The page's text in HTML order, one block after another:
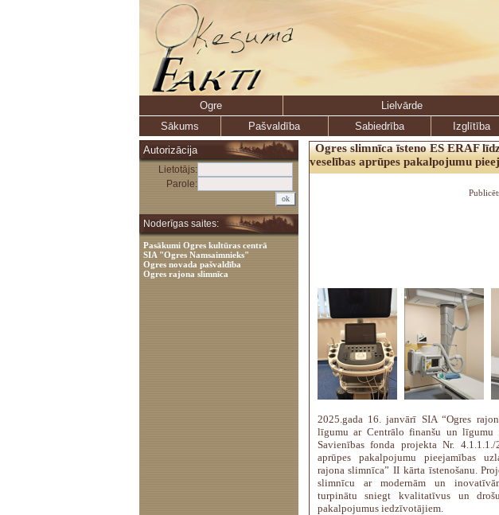
Ogre Lielvārde
Sākums
Pašvaldība Sabiedrība Izglītība
Autorizācija
Lietotājs:
Parole:
Noderīgas saites:
Pasākumi Ogres kultūras centrā
SIA "Ogres Namsaimnieks"
Ogres novada pašvaldība
Ogres rajona slimnīca
Ogres slimnīca īsteno ES ERAF
veselības aprūpes pakalpojumu
2025.gada 16. janvārī SIA “Ogres
līgumu ar Centrālo finanšu un līgumu
Savienības fonda projekta Nr. 4.1.1.1./
aprūpes pakalpojumu pieejamības
rajona slimnīca” II kārta īstenošanu.
slimnīcu ar modernām un
turpinātu sniegt kvalitatīvus un
pakalpojumus iedzīvotājiem.